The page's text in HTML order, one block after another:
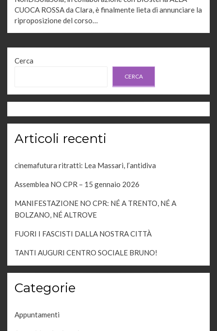
CUOCA ROSSA da Clara, è finalmente lieta di annunciare la
riproposizione del corso…
Cerca
CERCA
Articoli recenti
cinemafutura ritratti: Lea Massari, l’antidiva
Assemblea NO CPR – 15 gennaio 2026
MANIFESTAZIONE NO CPR: NÉ A TRENTO, NÉ A
BOLZANO, NÉ ALTROVE
FUORI I FASCISTI DALLA NOSTRA CITTÀ
TANTI AUGURI CENTRO SOCIALE BRUNO!
Categorie
Appuntamenti